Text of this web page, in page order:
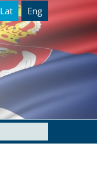
Lat Eng